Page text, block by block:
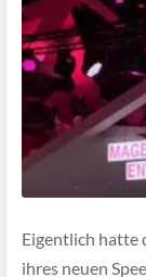
Eigentlich hatte
ihres neuen